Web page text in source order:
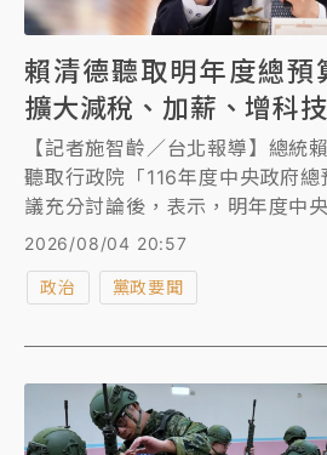
賴清德聽取明年度總
擴大減稅、加薪、增科
【記者施智齡／台北報導】總統
聽取行政院「116年度中央政府
議充分討論後，表示，明年度中
標是持續增進人民福祉，也為臺
力。並指出，十大重點呈現政府
規劃，要讓國家財政更穩健、經
支持，不同世代都能安心生活。
建設、產業升級、科技創新及國
世界變局的能力，讓人民對未來
2026/08/04 20:57
政治 黨政要聞